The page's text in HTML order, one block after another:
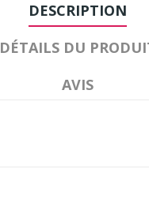
DESCRIPTION
DÉTAILS DU
AVIS